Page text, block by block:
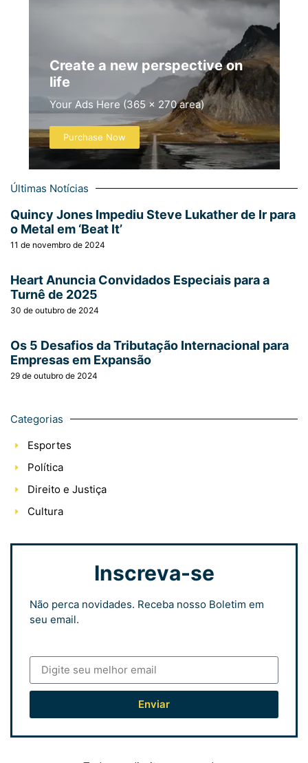
Create a new perspective on
life
Your Ads Here (365 x 270 area)
Purchase Now
Últimas Notícias
Quincy Jones Impediu Steve Lukather de Ir para
o Metal em ‘Beat It’
11 de novembro de 2024
Heart Anuncia Convidados Especiais para a
Turnê de 2025
30 de outubro de 2024
Os 5 Desafios da Tributação Internacional para
Empresas em Expansão
29 de outubro de 2024
Categorias
Esportes
Política
Direito e Justiça
Cultura
Inscreva-se
Não perca novidades. Receba nosso Boletim em
seu email.
Enviar